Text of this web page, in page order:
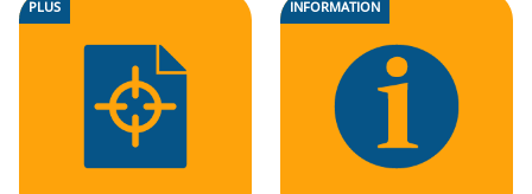
PLUS INFORMATION